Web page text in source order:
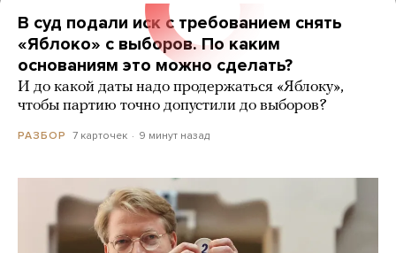
В суд подали иск с требованием снять
«Яблоко» с выборов. По каким
основаниям это можно сделать?
И до какой даты надо продержаться «Яблоку»,
чтобы партию точно допустили до выборов?
РАЗБОР 7 карточек 9 минут назад